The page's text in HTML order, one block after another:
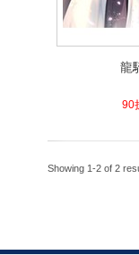
龍
90
Showing 1-2 of 2